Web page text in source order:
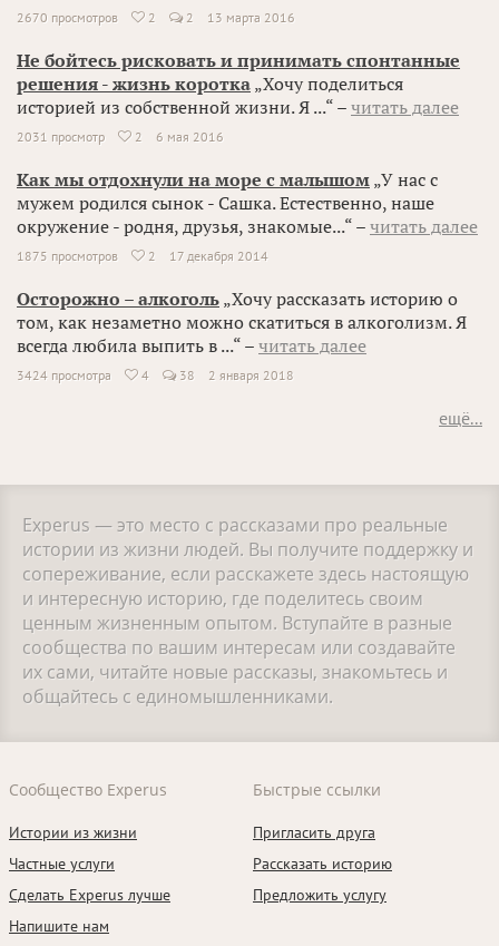
2670 просмотров  2 2 13 марта 2016
Не бойтесь рисковать и принимать спонтанные
решения - жизнь коротка „Хочу поделиться
историей из собственной жизни. Я ...“ – читать далее
2031 просмотр  2 6 мая 2016
Как мы отдохнули на море с малышом „У нас с
мужем родился сынок - Сашка. Естественно, наше
окружение - родня, друзья, знакомые...“ – читать далее
1875 просмотров  2 17 декабря 2014
Осторожно – алкоголь „Хочу рассказать историю о
том, как незаметно можно скатиться в алкоголизм. Я
всегда любила выпить в ...“ – читать далее
3424 просмотра  4 38 2 января 2018
ещё...
Experus — это место с рассказами про реальные
истории из жизни людей. Вы получите поддержку и
сопереживание, если расскажете здесь настоящую
и интересную историю, где поделитесь своим
ценным жизненным опытом. Вступайте в разные
сообщества по вашим интересам или создавайте
их сами, читайте новые рассказы, знакомьтесь и
общайтесь с единомышленниками.
Сообщество Experus
Истории из жизни
Частные услуги
Сделать Experus лучше
Напишите нам
Быстрые ссылки
Пригласить друга
Рассказать историю
Предложить услугу